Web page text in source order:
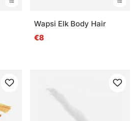
Wapsi Elk Body Hair
€8